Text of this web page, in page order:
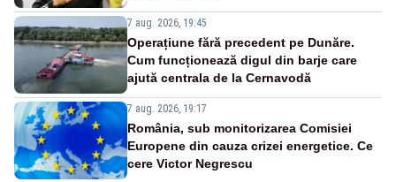
7 aug. 2026, 19:45
Operațiune fără precedent pe Dunăre.
Cum funcționează digul din barje care
ajută centrala de la Cernavodă
7 aug. 2026, 19:17
România, sub monitorizarea Comisiei
Europene din cauza crizei energetice. Ce
cere Victor Negrescu